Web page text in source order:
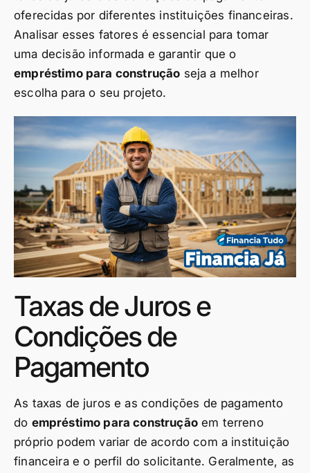
oferecidas por diferentes instituições financeiras.
Analisar esses fatores é essencial para tomar
uma decisão informada e garantir que o
empréstimo para construção seja a melhor
escolha para o seu projeto.
Taxas de Juros e
Condições de
Pagamento
As taxas de juros e as condições de pagamento
do empréstimo para construçãoem terreno
próprio podem variar de acordo com a instituição
financeira e o perfil do solicitante. Geralmente, as